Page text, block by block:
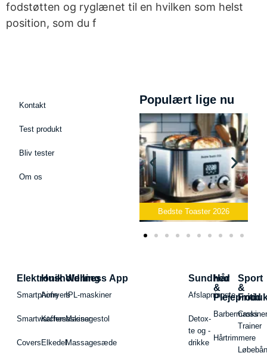
fodstøtten og ryglænet til en hvilken som helst
position, som du f
Kontakt
Test produkt
Bliv tester
Om os
Populært lige nu
Bedste Toaster 2026
Elektronik
Smartphone
Smartwatches
Covers
Husholdning
Airfryers
Kaffemaskiner
Elkedel
Wellness App
IPL-maskiner
Massagestol
Massagesæde
Sundhed
Afslapningste
Detox-
te og -
drikke
Hår
&
Hårtrimmere
Sport
&
Fritid
Cross
Trainer